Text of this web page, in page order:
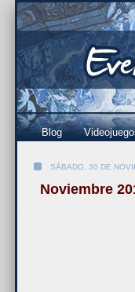
Blog
SÁBADO, 30 DE
Noviembre